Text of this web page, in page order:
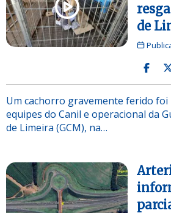
de
Um cachorro gravemente ferido foi
equipes do Canil e operacional da
de Limeira (GCM), na…